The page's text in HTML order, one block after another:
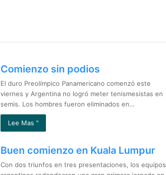
Comienzo sin podios
El duro Preolímpico Panamericano comenzó este
viernes y Argentina no logró meter tenismesistas en
semis. Los hombres fueron eliminados en…
Lee Mas "
Buen comienzo en Kuala Lumpur
Con dos triunfos en tres presentaciones, los equipos